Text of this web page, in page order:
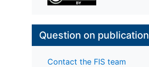
Question on publication
Contact the FIS team